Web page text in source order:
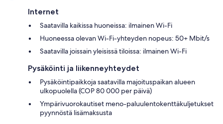
Internet
Saatavilla kaikissa huoneissa: ilmainen Wi-Fi
Huoneessa olevan Wi-Fi-yhteyden nopeus: 50+ Mbit/s
Saatavilla joissain yleisissä tiloissa: ilmainen Wi-Fi
Pysäköinti ja liikenneyhteydet
Pysäköintipaikkoja saatavilla majoituspaikan alueen
ulkopuolella (COP 80 000 per päivä)
Ympärivuorokautiset meno-paluulentokenttäkuljetukset
pyynnöstä lisämaksusta